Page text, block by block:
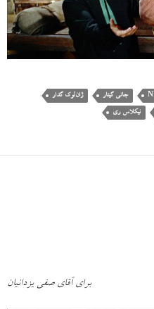
جانی گیتار ژان‌لوک گدار
نیکلاس ری
برای آقای صفی یزدانیان